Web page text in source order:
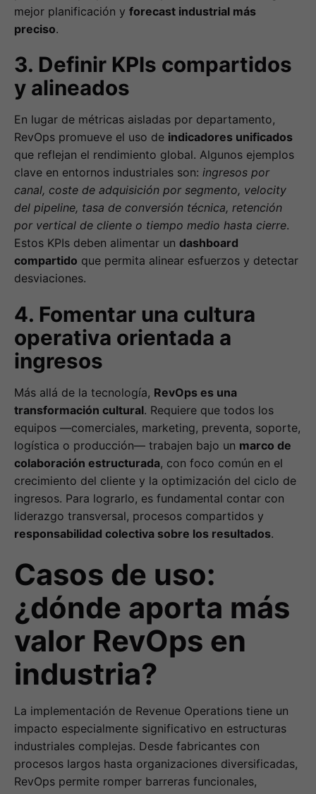
mejor planificación y forecast industrial más
preciso.
3. Definir KPIs compartidos
y alineados
En lugar de métricas aisladas por departamento,
RevOps promueve el uso de indicadores unificados
que reflejan el rendimiento global. Algunos ejemplos
clave en entornos industriales son: ingresos por
canal, coste de adquisición por segmento, velocity
del pipeline, tasa de conversión técnica, retención
por vertical de cliente o tiempo medio hasta cierre.
Estos KPIs deben alimentar un dashboard
compartido que permita alinear esfuerzos y detectar
desviaciones.
4. Fomentar una cultura
operativa orientada a
ingresos
Más allá de la tecnología, RevOps es una
transformación cultural. Requiere que todos los
equipos —comerciales, marketing, preventa, soporte,
logística o producción— trabajen bajo un marco de
colaboración estructurada, con foco común en el
crecimiento del cliente y la optimización del ciclo de
ingresos. Para lograrlo, es fundamental contar con
liderazgo transversal, procesos compartidos y
responsabilidad colectiva sobre los resultados.
Casos de uso:
¿dónde aporta más
valor RevOps en
industria?
La implementación de Revenue Operations tiene un
impacto especialmente significativo en estructuras
industriales complejas. Desde fabricantes con
procesos largos hasta organizaciones diversificadas,
RevOps permite romper barreras funcionales,